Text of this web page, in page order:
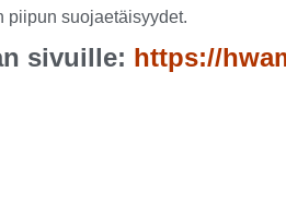
piipun suojaetäisyydet.
sivuille: https://